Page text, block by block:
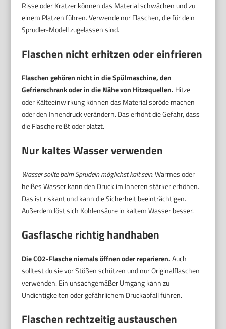
Risse oder Kratzer können das Material schwächen und zu
einem Platzen führen. Verwende nur Flaschen, die für dein
Sprudler-Modell zugelassen sind.
Flaschen nicht erhitzen oder einfrieren
Flaschen gehören nicht in die Spülmaschine, den
Gefrierschrank oder in die Nähe von Hitzequellen. Hitze
oder Kälteeinwirkung können das Material spröde machen
oder den Innendruck verändern. Das erhöht die Gefahr, dass
die Flasche reißt oder platzt.
Nur kaltes Wasser verwenden
Wasser sollte beim Sprudeln möglichst kalt sein.Warmes oder
heißes Wasser kann den Druck im Inneren stärker erhöhen.
Das ist riskant und kann die Sicherheit beeinträchtigen.
Außerdem löst sich Kohlensäure in kaltem Wasser besser.
Gasflasche richtig handhaben
Die CO2-Flasche niemals öffnen oder reparieren.Auch
solltest du sie vor Stößen schützen und nur Originalflaschen
verwenden. Ein unsachgemäßer Umgang kann zu
Undichtigkeiten oder gefährlichem Druckabfall führen.
Flaschen rechtzeitig austauschen